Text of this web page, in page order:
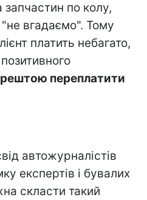
запчастин по колу,
вгадаємо". Тому
платить небагато,
переплатити
автожурналістів
експертів і бувалих
скласти такий